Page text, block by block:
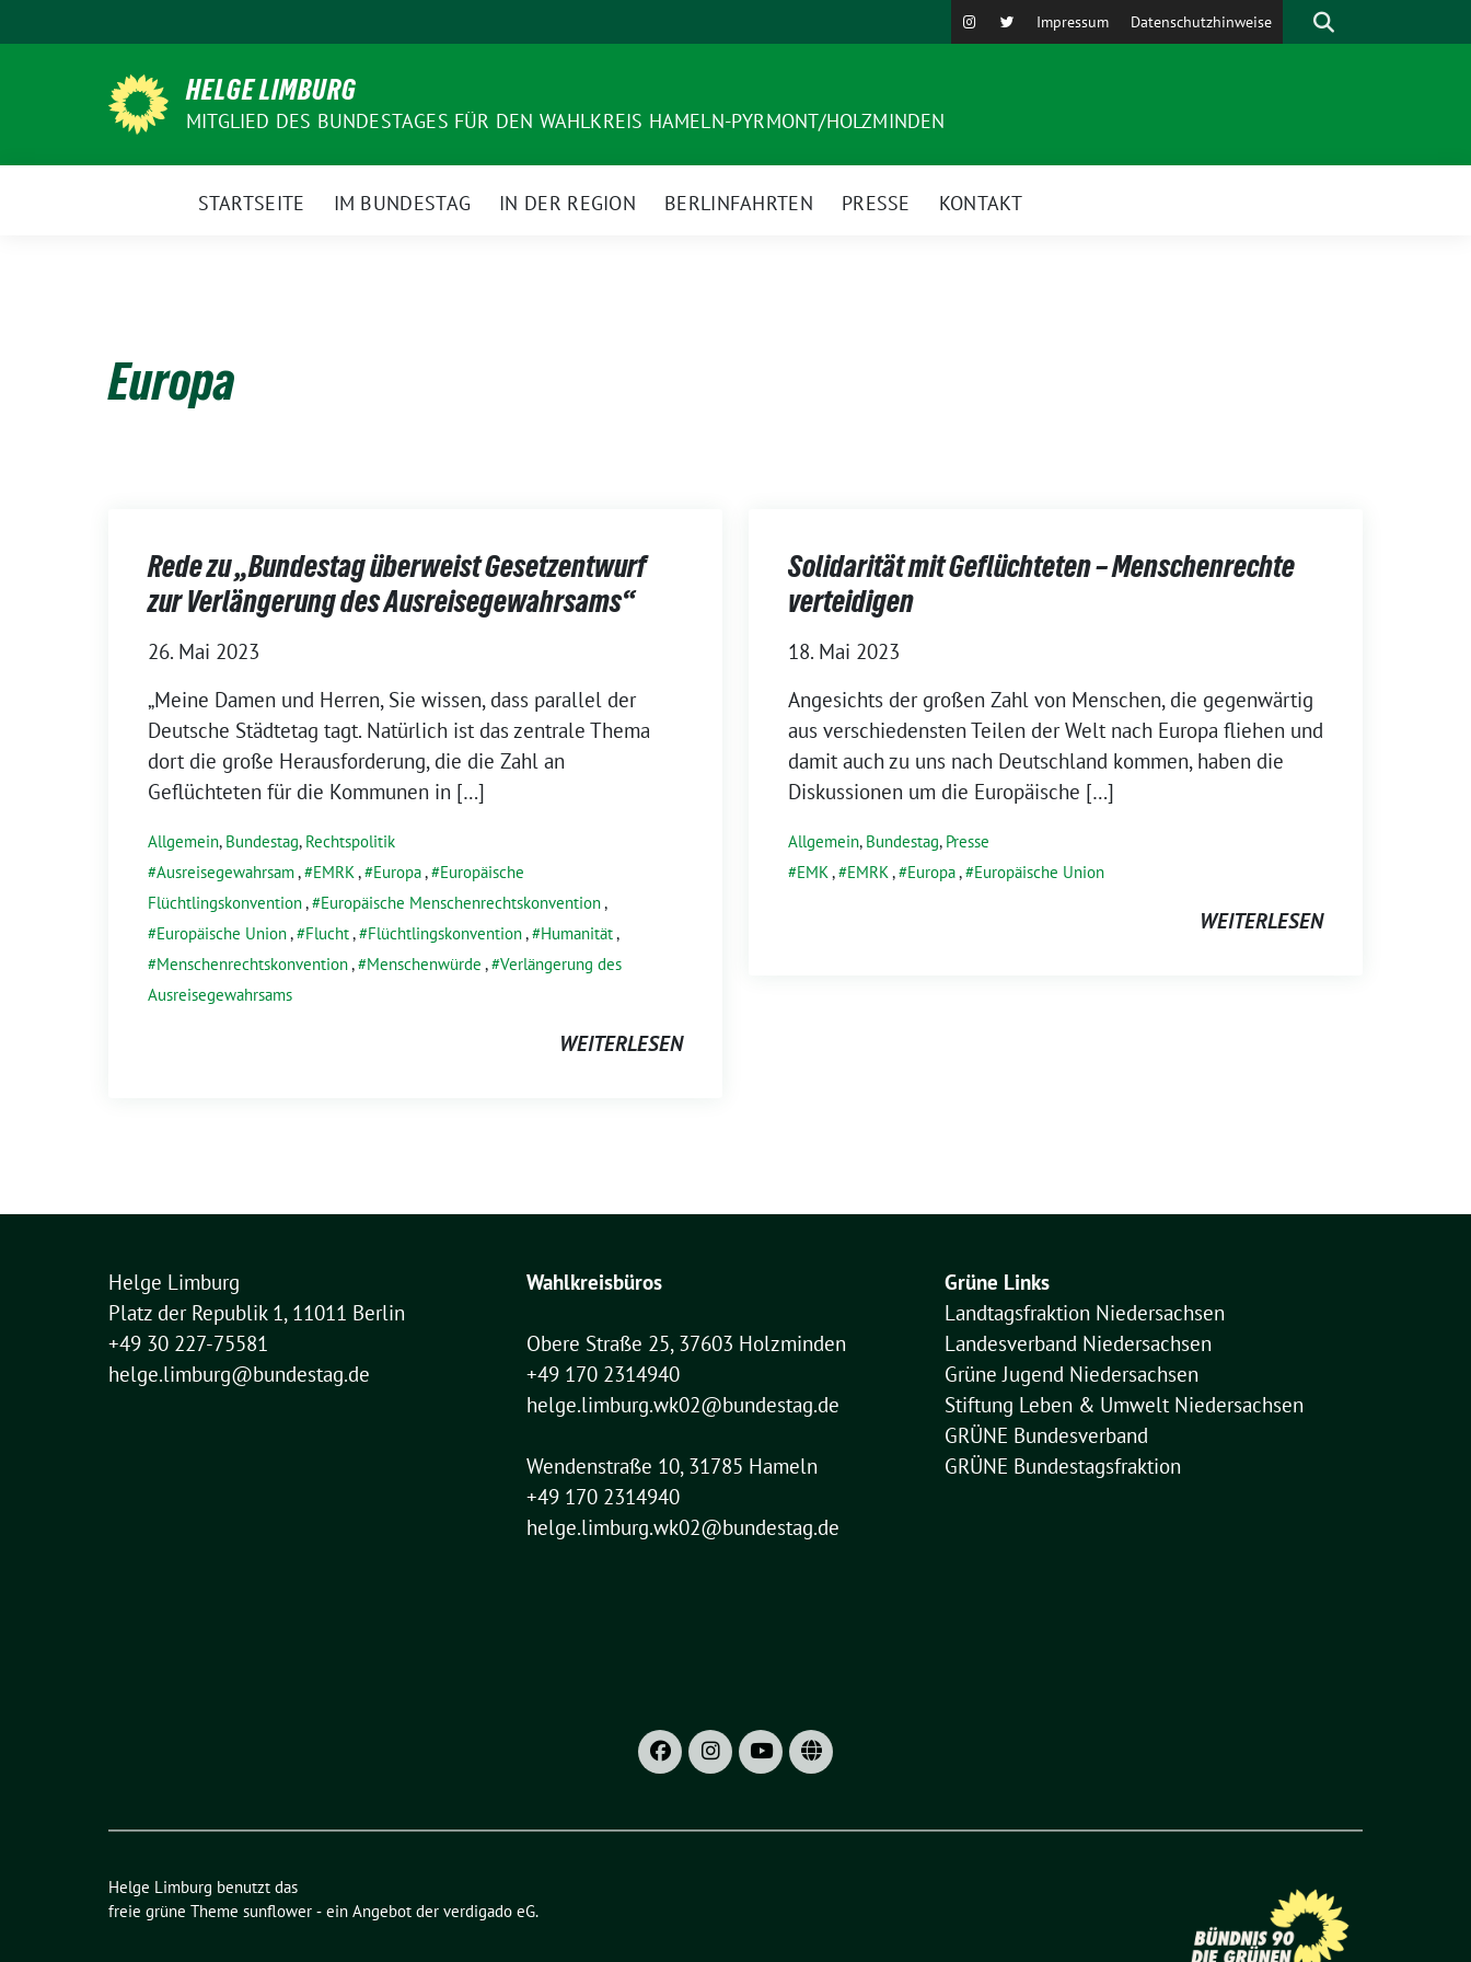
zum
Impressum Datenschutzhinweise Suche
HELGE LIMBURG
MITGLIED DES BUNDESTAGES FÜR DEN WAHLKREIS HAMELN-PYRMONT/HOLZMINDEN
STARTSEITE IM BUNDESTAG IN DER REGION BERLINFAHRTEN PRESSE KONTAKT
Europa
Rede zu „Bundestag überweist Gesetz­entwurf
zur Verlänge­rung des Ausreisegewahrsams“
26. Mai 2023
„Meine Damen und Herren, Sie wissen, dass parallel der
Deutsche Städtetag tagt. Natürlich ist das zentrale Thema
dort die große Herausforderung, die die Zahl an
Geflüchteten für die Kommunen in […]
Allgemein, Bundestag, Rechtspolitik
Ausreisegewahrsam, EMRK, Europa,
Europäische
Flüchtlingskonvention, Europäische Menschenrechtskonvention,
Europäische Union, Flucht, Flüchtlingskonvention, Humanität,
Menschenrechtskonvention, Menschenwürde , Verlängerung des
Ausreisegewahrsams
WEITERLESEN
Solidarität mit Geflüchteten – Menschenrechte
verteidigen
18. Mai 2023
Angesichts der großen Zahl von Menschen, die gegenwärtig
aus verschiedensten Teilen der Welt nach Europa fliehen und
damit auch zu uns nach Deutschland kommen, haben die
Diskussionen um die Europäische […]
Allgemein, Bundestag, Presse
EMK, EMRK, Europa, Europäische Union
WEITERLESEN
Helge Limburg
Platz der Republik 1, 11011 Berlin
+49 30 227-75581
helge.limburg@bundestag.de
Wahlkreisbüros
Obere Straße 25, 37603 Holzminden
+49 170 2314940
helge.limburg.wk02@bundestag.de
Wendenstraße 10, 31785 Hameln
+49 170 2314940
helge.limburg.wk02@bundestag.de
Grüne Links
Landtagsfraktion Niedersachsen
Landesverband Niedersachsen
Grüne Jugend Niedersachsen
Stiftung Leben & Umwelt Niedersachsen
GRÜNE Bundesverband
GRÜNE Bundestagsfraktion
Helge Limburg benutzt das
freie grüne Theme sunflower ‐ ein Angebot der verdigado eG.